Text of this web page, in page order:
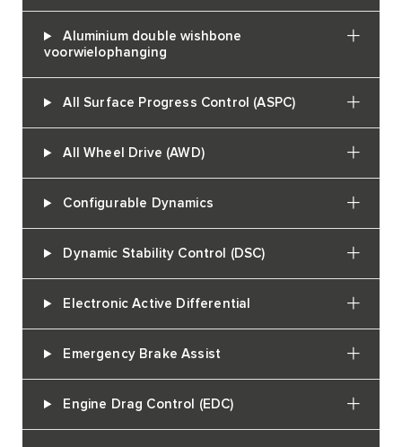
Aluminium double wishbone
voorwielophanging
All Surface Progress Control (ASPC)
All Wheel Drive (AWD)
Configurable Dynamics
Dynamic Stability Control (DSC)
Electronic Active Differential
Emergency Brake Assist
Engine Drag Control (EDC)